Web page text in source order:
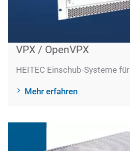
VPX / OpenVPX
HEITEC Einschub-Systeme
Mehr erfahren